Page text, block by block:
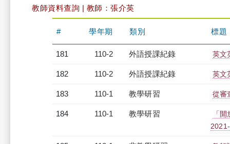
教師資料查詢 | 教師：張介英
# 學年期 類別 標題
181 110-2 外語授課紀錄 英文
182 110-2 外語授課紀錄 英文
183 110-1 教學研習 從審
184 110-1 教學研習
「